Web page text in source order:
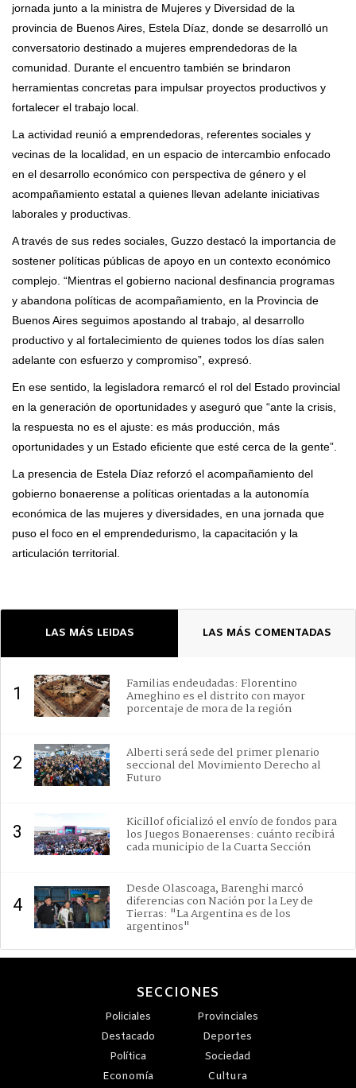
jornada junto a la ministra de Mujeres y Diversidad de la
provincia de Buenos Aires, Estela Díaz, donde se desarrolló un
conversatorio destinado a mujeres emprendedoras de la
comunidad. Durante el encuentro también se brindaron
herramientas concretas para impulsar proyectos productivos y
fortalecer el trabajo local.
La actividad reunió a emprendedoras, referentes sociales y
vecinas de la localidad, en un espacio de intercambio enfocado
en el desarrollo económico con perspectiva de género y el
acompañamiento estatal a quienes llevan adelante iniciativas
laborales y productivas.
A través de sus redes sociales, Guzzo destacó la importancia de
sostener políticas públicas de apoyo en un contexto económico
complejo. “Mientras el gobierno nacional desfinancia programas
y abandona políticas de acompañamiento, en la Provincia de
Buenos Aires seguimos apostando al trabajo, al desarrollo
productivo y al fortalecimiento de quienes todos los días salen
adelante con esfuerzo y compromiso”, expresó.
En ese sentido, la legisladora remarcó el rol del Estado provincial
en la generación de oportunidades y aseguró que “ante la crisis,
la respuesta no es el ajuste: es más producción, más
oportunidades y un Estado eficiente que esté cerca de la gente”.
La presencia de Estela Díaz reforzó el acompañamiento del
gobierno bonaerense a políticas orientadas a la autonomía
económica de las mujeres y diversidades, en una jornada que
puso el foco en el emprendedurismo, la capacitación y la
articulación territorial.
LAS MÁS LEIDAS LAS MÁS COMENTADAS
1 Familias endeudadas: Florentino
Ameghino es el distrito con mayor
porcentaje de mora de la región
2 Alberti será sede del primer plenario
seccional del Movimiento Derecho al
Futuro
3 Kicillof oficializó el envío de fondos para
los Juegos Bonaerenses: cuánto recibirá
cada municipio de la Cuarta Sección
4
Desde Olascoaga, Barenghi marcó
diferencias con Nación por la Ley de
Tierras: "La Argentina es de los
argentinos"
SECCIONES
Policiales
Provinciales
Destacado
Deportes
Política
Sociedad
Economía
Cultura